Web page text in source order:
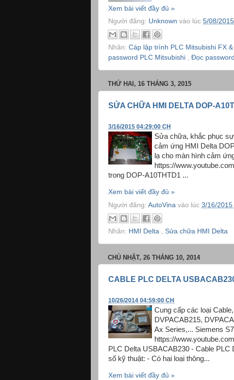
Xem bài viết đầy đủ »
Người đăng: Unknown vào lúc 5/08/
Nhãn: Cáp lập trình PLC Mitsubishi FX &
password PLC Mitsubishi , Đọc
THỨ HAI, 16 THÁNG 3, 2015
SỬA CHỮA HMI DELTA DOP-
3/16/2015 04:29:00 CH
Sửa chữa, khắc phục
cảm ứng HMI Delta
lạ cho màn hình cảm
https://
trong DOP-A10THTD1 ...
Xem bài viết đầy đủ »
Người đăng: AutoVina vào lúc 3/16/2015
Nhãn: HMI Delta Sửa chữa HMI Delta
CHỦ NHẬT, 26 THÁNG 10, 2014
CABLE PLC DELTA
10/26/2014 04:59:00 CH
Cung cấp các loại
DVPACAB215,
Ax Series,... Siemens
https://
PLC Delta USBACAB230 - Cable
số kỹ thuật: - Có hai loại thông...
Xem bài viết đầy đủ »